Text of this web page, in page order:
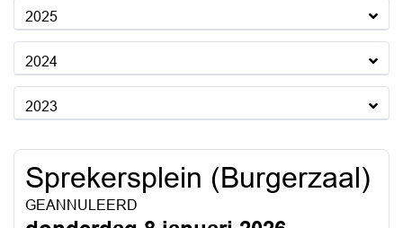
2025
2024
2023
Sprekersplein (Burgerzaal)
GEANNULEERD